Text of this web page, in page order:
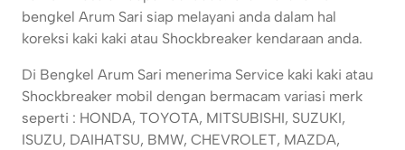
bengkel Arum Sari siap melayani anda dalam hal
koreksi kaki kaki atau Shockbreaker kendaraan anda.
Di Bengkel Arum Sari menerima Service kaki kaki atau
Shockbreaker mobil dengan bermacam variasi merk
seperti : HONDA, TOYOTA, MITSUBISHI, SUZUKI,
ISUZU, DAIHATSU, BMW, CHEVROLET, MAZDA,